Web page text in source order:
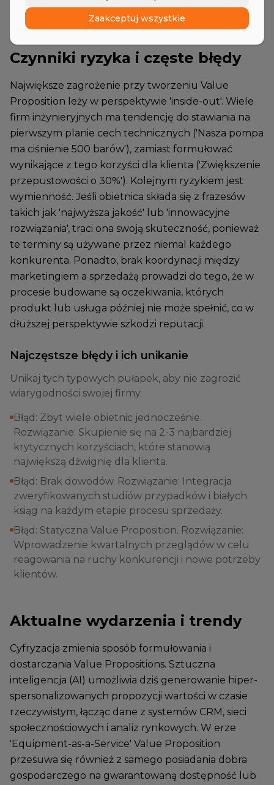
utraty udziałów w rynku (Value-to-Price Ratio).
Czynniki ryzyka i częste błędy
Największe zagrożenie przy tworzeniu Value
Proposition leży w perspektywie 'inside-out'. Wiele
firm inżynieryjnych ma tendencję do stawiania na
pierwszym planie cech technicznych ('Nasza pompa
ma ciśnienie 500 barów'), zamiast formułować
wynikające z tego korzyści dla klienta ('Zwiększenie
przepustowości o 30%'). Kolejnym ryzykiem jest
wymienność. Jeśli obietnica składa się z frazesów
takich jak 'najwyższa jakość' lub 'innowacyjne
rozwiązania', traci ona swoją skuteczność, ponieważ
te terminy są używane przez niemal każdego
konkurenta. Ponadto, brak koordynacji między
marketingiem a sprzedażą prowadzi do tego, że w
procesie budowane są oczekiwania, których
produkt lub usługa później nie może spełnić, co w
dłuższej perspektywie szkodzi reputacji.
Najczęstsze błędy i ich unikanie
Unikaj tych typowych pułapek, aby nie zagrozić
wiarygodności swojej firmy.
Błąd: Zbyt wiele obietnic jednocześnie.
Rozwiązanie: Skupienie się na 2-3 najbardziej
krytycznych korzyściach, które stanowią
największą dźwignię dla klienta.
Błąd: Brak dowodów. Rozwiązanie: Integracja
zweryfikowanych studiów przypadków i białych
ksiąg na każdym etapie procesu sprzedaży.
Błąd: Statyczna Value Proposition. Rozwiązanie:
Wprowadzenie kwartalnych przeglądów w celu
reagowania na ruchy konkurencji i nowe potrzeby
klientów.
Aktualne wydarzenia i trendy
Cyfryzacja zmienia sposób formułowania i
dostarczania Value Propositions. Sztuczna
inteligencja (AI) umożliwia dziś generowanie hiper-
spersonalizowanych propozycji wartości w czasie
rzeczywistym, łącząc dane z systemów CRM, sieci
społecznościowych i analiz rynkowych. W erze
'Equipment-as-a-Service' Value Proposition
przesuwa się również z samego posiadania dobra
gospodarczego na gwarantowaną dostępność lub
Zaakceptuj wszystkie